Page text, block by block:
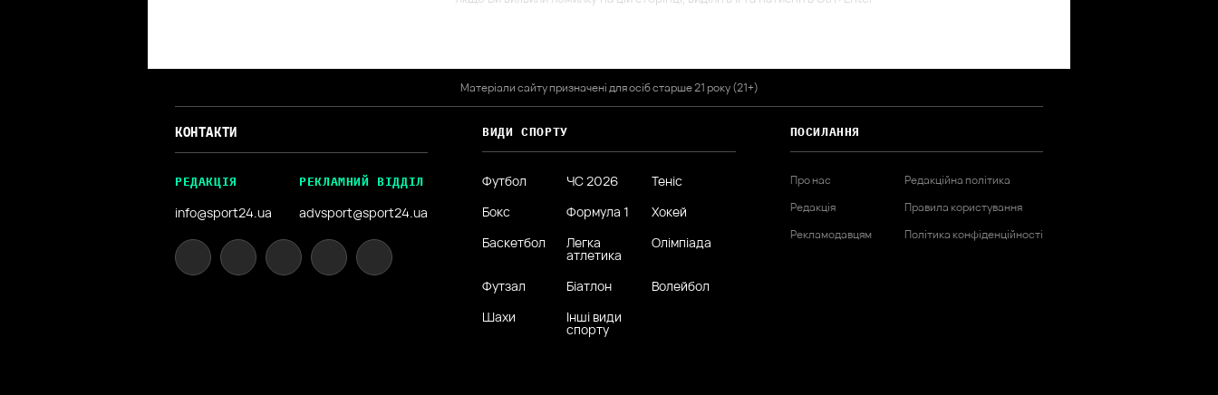
Матеріали сайту призначені для осіб старше 21 року (21+)
КОНТАКТИ
РЕДАКЦІЯ
info@sport24.ua
РЕКЛАМНИЙ ВІДДІЛ
advsport@sport24.ua
ВИДИ СПОРТУ
Футбол ЧС 2026
Теніс
Бокс
Формула 1
Хокей
Баскетбол
Легка
атлетика
Олімпіада
Футзал Біатлон
Волейбол
Шахи
Інші види
спорту
ПОСИЛАННЯ
Про нас
Редакція
Рекламодавцям
Редакційна політика
Правила користування
Політика конфіденційності